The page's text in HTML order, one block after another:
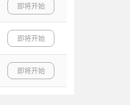
即将开始
即将开始
即将开始